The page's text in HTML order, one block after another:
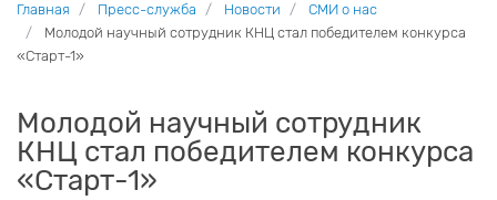
Главная Пресс-служба Новости
СМИ о нас
Молодой научный сотрудник КНЦ стал победителем конкурса
«Старт-1»
Молодой научный сотрудник
КНЦ стал победителем конкурса
«Старт-1»